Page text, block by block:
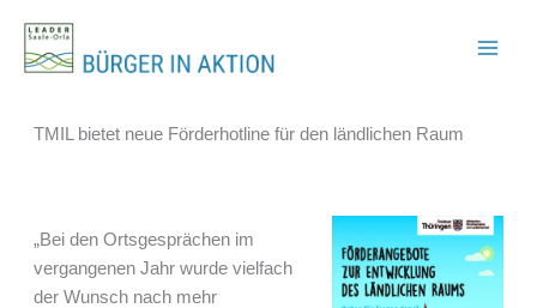
Inhalt
springen
TMIL bietet neue Förderhotline für den ländlichen Raum
„Bei den Ortsgesprächen im
vergangenen Jahr wurde vielfach
der Wunsch nach mehr